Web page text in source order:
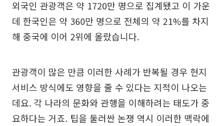
외국인 관광객은 약 1720만 명으로 집계됐고 이 가운
데 한국인은 약 360만 명으로 전체의 약 21%를 차지
해 중국에 이어 2위에 올랐습니다.
관광객이 많은 만큼 이러한 사례가 반복될 경우 현지
서비스 방식에도 영향을 줄 수 있다는 지적이 나오는
데요. 각 나라의 문화와 관행을 이해하려는 태도가 중
요하다는 거죠. 팁을 둘러싼 논쟁 역시 이러한 맥락에